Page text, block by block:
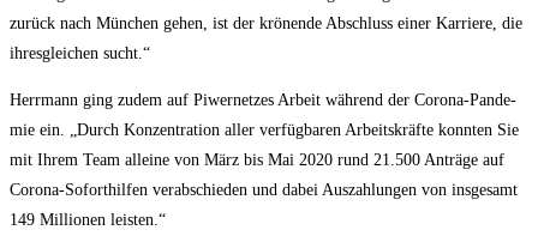
zurück nach Mün­chen gehen, ist der krö­nen­de Abschluss einer Kar­rie­re, die
ihres­glei­chen sucht.“
Herr­mann ging zudem auf Piwer­net­zes Arbeit wäh­rend der Coro­na-Pan­de­
mie ein. „Durch Kon­zen­tra­ti­on aller ver­füg­ba­ren Arbeits­kräf­te konn­ten Sie
mit Ihrem Team allei­ne von März bis Mai 2020 rund 21.500 Anträ­ge auf
Coro­na-Sofort­hil­fen ver­ab­schie­den und dabei Aus­zah­lun­gen von ins­ge­samt
149 Mil­lio­nen leisten.“